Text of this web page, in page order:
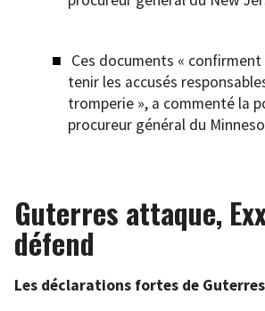
Ces documents «
tenir les accusés
tromperie », a commenté la
procureur général du
Guterres attaque,
défend
Les déclarations fortes de Guterres